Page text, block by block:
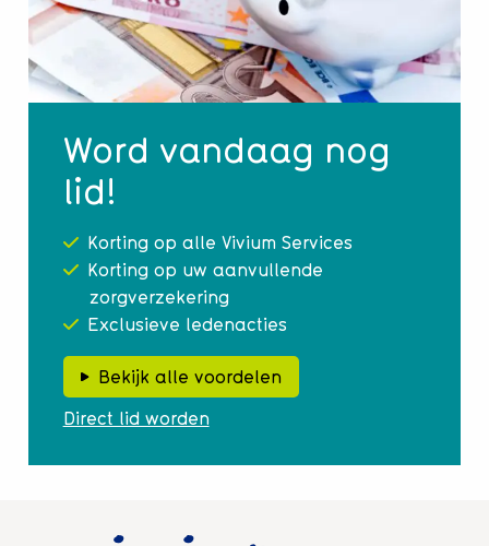
Word vandaag nog
lid!
Korting op alle Vivium Services
Korting op uw aanvullende
zorgverzekering
Exclusieve ledenacties
Bekijk alle voordelen
Direct lid worden